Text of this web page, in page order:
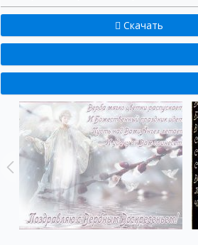
Скачать